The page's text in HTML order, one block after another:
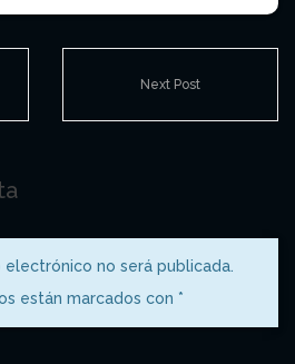
Next Post
no será publicada.
están marcados con *